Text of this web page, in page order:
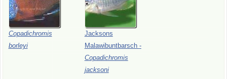
Copadichromis
borleyi
Jacksons
Malawibuntbarsch -
Copadichromis
jacksoni